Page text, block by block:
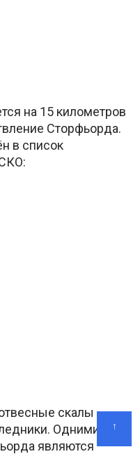
на 15 километров
Сторфьорда.
в список
скалы
Одними из
являются
↑